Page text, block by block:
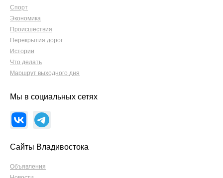
Спорт
Экономика
Происшествия
Перекрытия дорог
Истории
Что делать
Маршрут выходного дня
Мы в социальных сетях
Сайты Владивостока
Объявления